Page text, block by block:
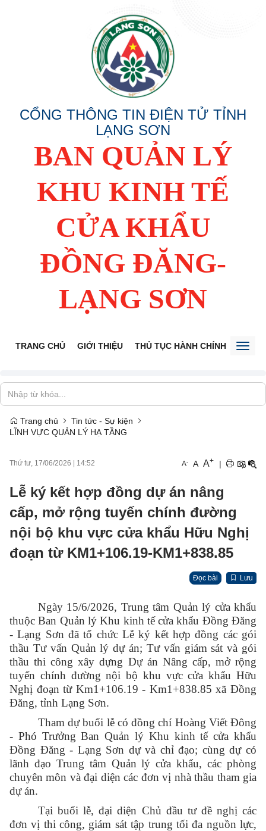
CỔNG THÔNG TIN ĐIỆN TỬ TỈNH
LẠNG SƠN
BAN QUẢN LÝ
KHU KINH TẾ
CỬA KHẨU
ĐỒNG ĐĂNG-
LẠNG SƠN
TRANG CHỦ GIỚI THIỆU THỦ TỤC HÀNH CHÍNH TIẾP
Trang chủ
Tin tức - Sự kiện
LĨNH VỰC QUẢN LÝ HẠ TẦNG
Thứ tư, 17/06/2026 14:52 A- A A+ |
Lễ ký kết hợp đồng dự án nâng
cấp, mở rộng tuyến chính đường
nội bộ khu vực cửa khẩu Hữu Nghị
đoạn từ KM1+106.19-KM1+838.85
Đọc bài Lưu
Ngày 15/6/2026, Trung tâm Quản lý cửa khẩu
thuộc Ban Quản lý Khu kinh tế cửa khẩu Đồng Đăng
- Lạng Sơn đã tổ chức Lễ ký kết hợp đồng các gói
thầu Tư vấn Quản lý dự án; Tư vấn giám sát và gói
thầu thi công xây dựng Dự án Nâng cấp, mở rộng
tuyến chính đường nội bộ khu vực cửa khẩu Hữu
Nghị đoạn từ Km1+106.19 - Km1+838.85 xã Đồng
Đăng, tỉnh Lạng Sơn.
Tham dự buổi lễ có đồng chí Hoàng Viết Đông
- Phó Trưởng Ban Quản lý Khu kinh tế cửa khẩu
Đồng Đăng - Lạng Sơn dự và chỉ đạo; cùng dự có
lãnh đạo Trung tâm Quản lý cửa khẩu, các phòng
chuyên môn và đại diện các đơn vị nhà thầu tham gia
dự án.
Tại buổi lễ, đại diện Chủ đầu tư đề nghị các
đơn vị thi công, giám sát tập trung tối đa nguồn lực,